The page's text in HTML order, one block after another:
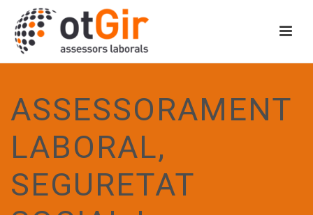
ASSESSORAMENT
LABORAL,
SEGURETAT